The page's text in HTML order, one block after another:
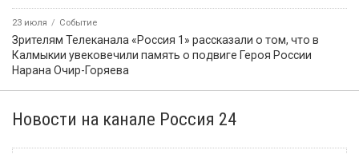
23 июля Событие
Зрителям Телеканала «Россия 1» рассказали о том, что в
Калмыкии увековечили память о подвиге Героя России
Нарана Очир-Горяева
Новости на канале Россия 24